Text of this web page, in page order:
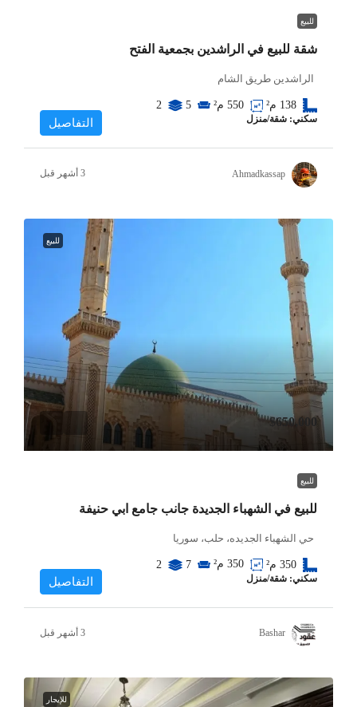
للبيع
شقة للبيع في الراشدين بجمعية الفتح
الراشدين طريق الشام
138 م² 550 م² 5
2
سكني: شقة/منزل التفاصيل
Ahmadkassap
للبيع
$650,000
للبيع
للبيع في الشهباء الجديدة جانب جامع ابي حنيفة
حي الشهباء الجديده، حلب، سوريا
350 م² 350 م² 7
2
سكني: شقة/منزل التفاصيل
Bashar
للإيجار